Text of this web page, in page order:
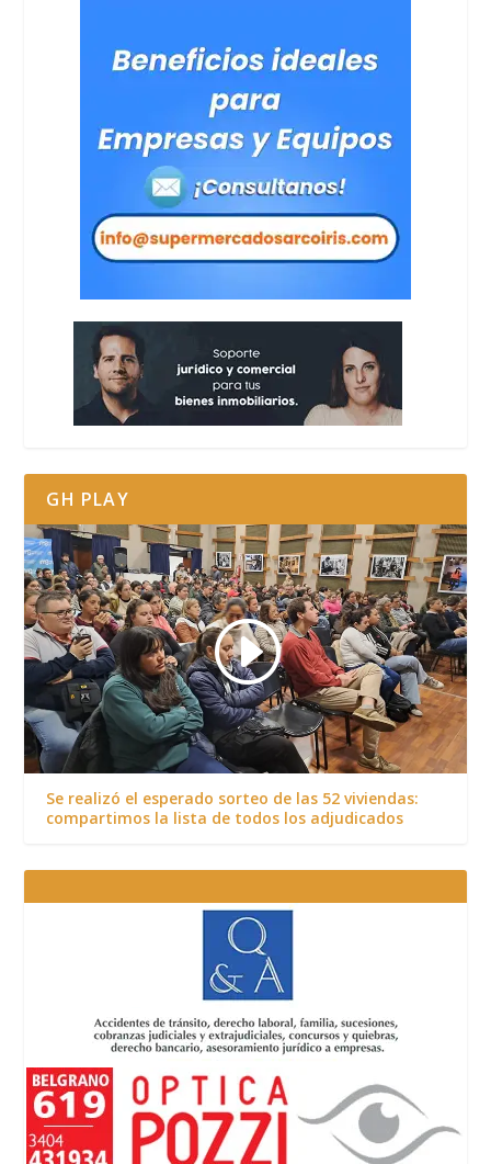
GH PLAY
Se realizó el esperado sorteo de las 52 viviendas:
compartimos la lista de todos los adjudicados